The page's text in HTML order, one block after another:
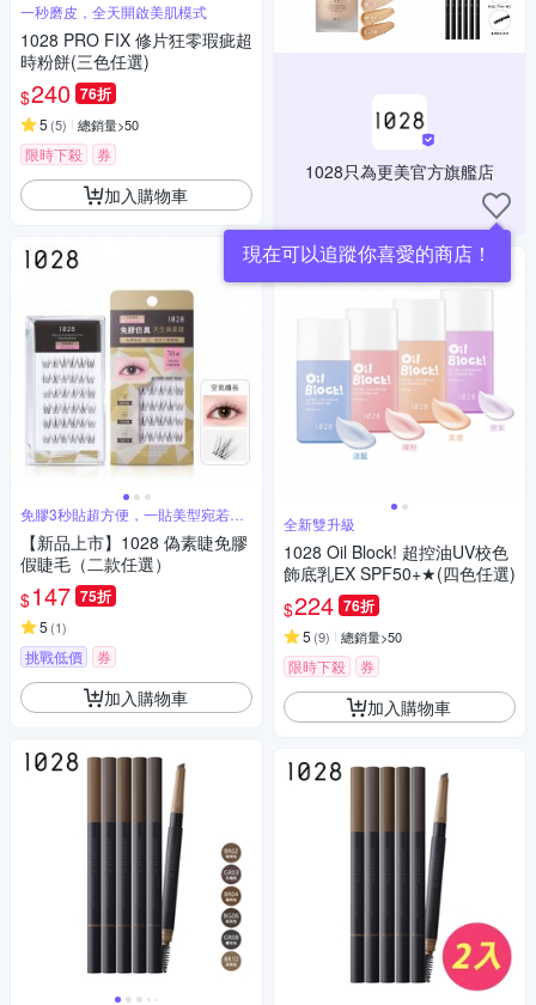
一秒磨皮，全天開啟美肌模式
1028 PRO FIX 修片狂零瑕疵超
時粉餅(三色任選)
$240 76折
5 (5) 總銷量>50
限時下殺 券
加入購物車
免膠3秒貼超方便，一貼美型宛若真
睫
【新品上市】1028 偽素睫免膠
假睫毛（二款任選）
$147 75折
5 (1)
挑戰低價 券
加入購物車
1028只為更美官方旗艦店
現在可以追蹤你喜愛的商店！
全新雙升級
1028 Oil Block! 超控油UV校色
飾底乳EX SPF50+★(四色任選)
$224 76折
5 (9) 總銷量>50
限時下殺 券
加入購物車